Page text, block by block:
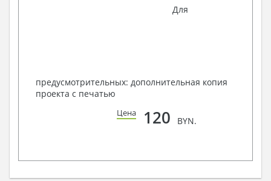
Для
предусмотрительных: дополнительная копия
проекта с печатью
Цена 120 BYN.